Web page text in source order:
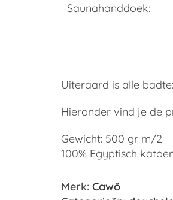
Saunahanddoek:
Uiteraard is alle
Hieronder vind je de
Gewicht: 500 gr m/2
100% Egyptisch
Merk: Cawö